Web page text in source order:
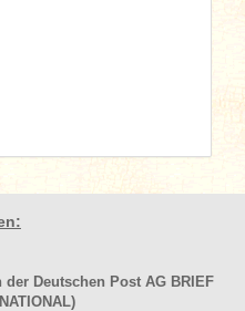
Deutschen Post AG BRIEF